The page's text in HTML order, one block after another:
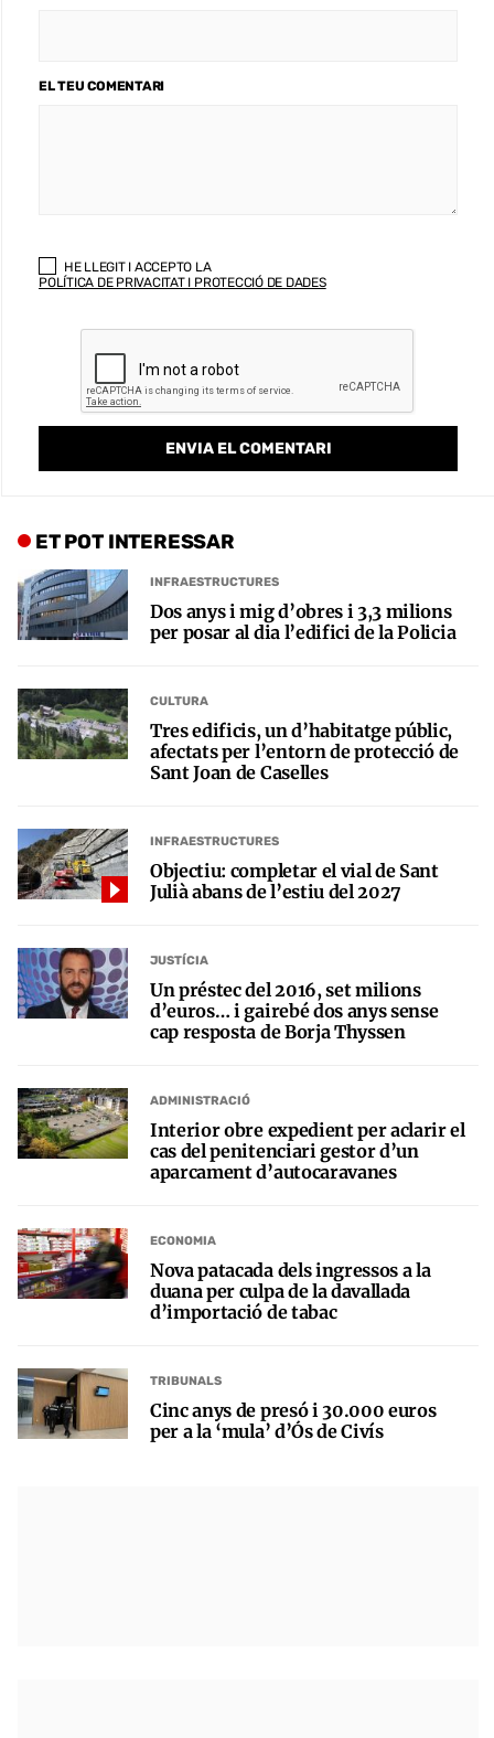
EL TEU COMENTARI
HE LLEGIT I ACCEPTO LA
POLÍTICA DE PRIVACITAT I PROTECCIÓ DE DADES
ET POT INTERESSAR
INFRAESTRUCTURES
Dos anys i mig d’obres i 3,3 milions
per posar al dia l’edifici de la Policia
CULTURA
Tres edificis, un d’habitatge públic,
afectats per l’entorn de protecció de
Sant Joan de Caselles
INFRAESTRUCTURES
Objectiu: completar el vial de Sant
Julià abans de l’estiu del 2027
JUSTÍCIA
Un préstec del 2016, set milions
d’euros… i gairebé dos anys sense
cap resposta de Borja Thyssen
ADMINISTRACIÓ
Interior obre expedient per aclarir el
cas del penitenciari gestor d’un
aparcament d’autocaravanes
ECONOMIA
Nova patacada dels ingressos a la
duana per culpa de la davallada
d’importació de tabac
TRIBUNALS
Cinc anys de presó i 30.000 euros
per a la ‘mula’ d’Ós de Civís